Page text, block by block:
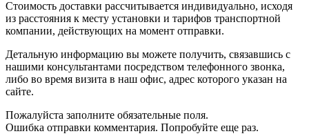
Стоимость доставки рассчитывается индивидуально, исходя
из расстояния к месту установки и тарифов транспортной
компании, действующих на момент отправки.
Детальную информацию вы можете получить, связавшись с
нашими консультантами посредством телефонного звонка,
либо во время визита в наш офис, адрес которого указан на
сайте.
Пожалуйста заполните обязательные поля.
Ошибка отправки комментария. Попробуйте еще раз.